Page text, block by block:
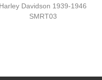
Harley Davidson 1939-1946
SMRT03